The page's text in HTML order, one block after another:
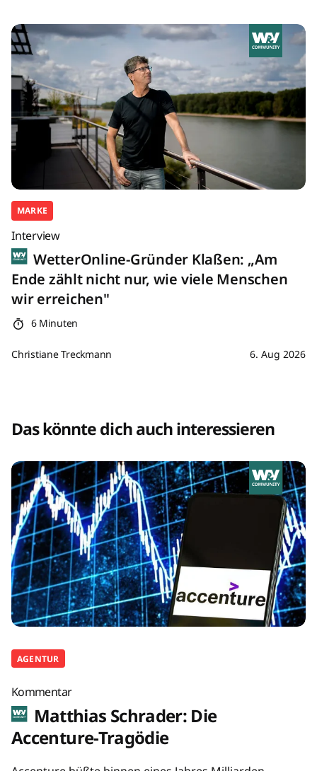
MARKE
Interview
WetterOnline-Gründer Klaßen: „Am
Ende zählt nicht nur, wie viele Menschen
wir erreichen"
6 Minuten
Christiane Treckmann 6. Aug 2026
Das könnte dich auch interessieren
AGENTUR
Kommentar
Matthias Schrader: Die
Accenture-Tragödie